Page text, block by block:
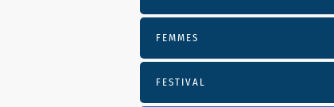
FEMMES
FESTIVAL